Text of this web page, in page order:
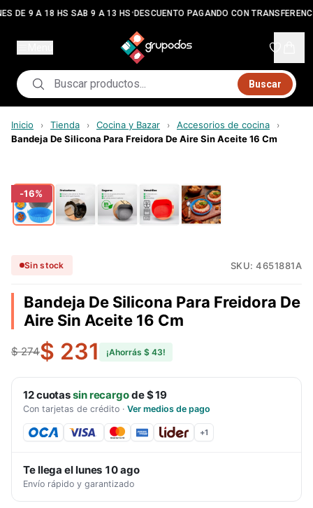
DE 9 A 18 HS SAB 9 A 13 HS• DESCUENTO PAGANDO CON
Buscar
Inicio › Tienda › Cocina y Bazar › Accesorios de cocina ›
Bandeja De Silicona Para Freidora De Aire Sin Aceite 16 Cm
-16%
Sin stock SKU: 4651881A
Bandeja De Silicona Para Freidora De
Aire Sin Aceite 16 Cm
$ 274$ 231 ¡Ahorrás $ 43!
12cuotassin recargode$ 19
Con tarjetas de crédito · Ver medios de pago
+1
Te llega ellunes 10 ago
Envío rápido y garantizado